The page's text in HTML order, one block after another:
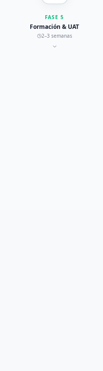
FASE5
Formación & UAT
2–3 semanas